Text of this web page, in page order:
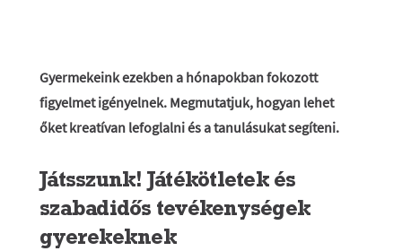
Gyermekeink ezekben a hónapokban fokozott
figyelmet igényelnek. Megmutatjuk, hogyan lehet
őket kreatívan lefoglalni és a tanulásukat segíteni.
Játsszunk! Játékötletek és
szabadidős tevékenységek
gyerekeknek